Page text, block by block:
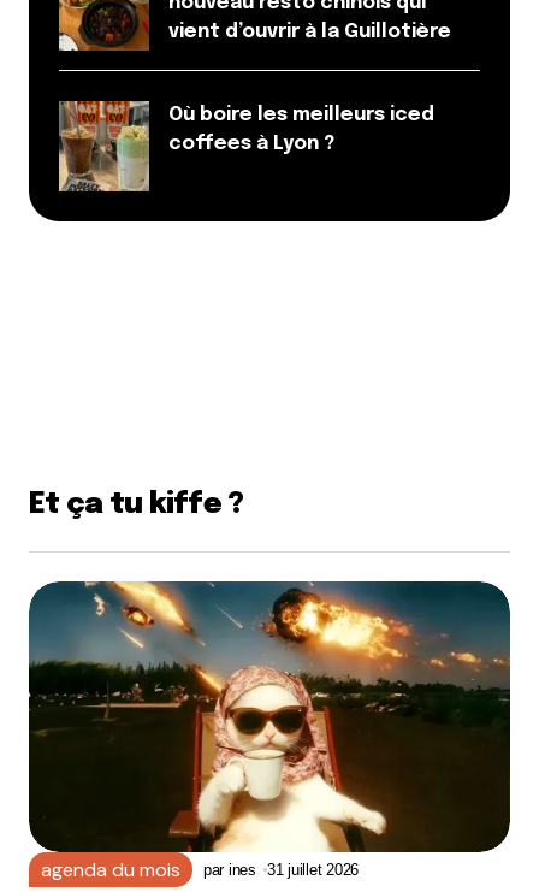
vient d’ouvrir à la Guillotière
Où boire les meilleurs iced
coffees à Lyon ?
Et ça tu kiffe ?
agenda du mois par ines 31 juillet 2026